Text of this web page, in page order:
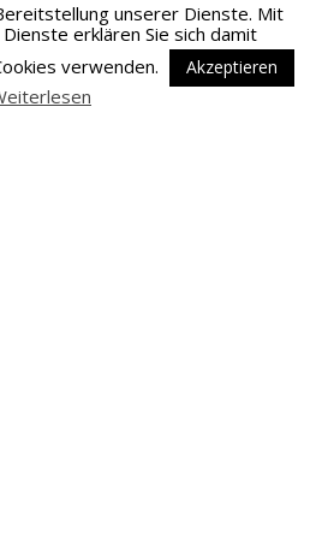
unserer Dienste. Mit
erklären Sie sich damit
verwenden.
Akzeptieren